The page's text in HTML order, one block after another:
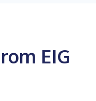
EIG